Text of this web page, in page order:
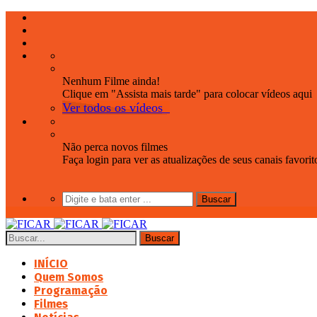
Nenhum Filme ainda!
Clique em "Assista mais tarde" para colocar vídeos aqui
Ver todos os vídeos
Não perca novos filmes
Faça login para ver as atualizações de seus canais
INÍCIO
Quem Somos
Programação
Filmes